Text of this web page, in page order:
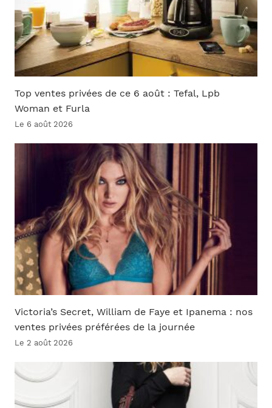
Top ventes privées de ce 6 août : Tefal, Lpb
Woman et Furla
Le 6 août 2026
Victoria’s Secret, William de Faye et Ipanema : nos
ventes privées préférées de la journée
Le 2 août 2026